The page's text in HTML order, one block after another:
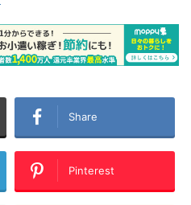
Share
Pinterest